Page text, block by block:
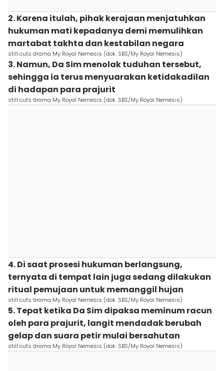
2. Karena itulah, pihak kerajaan menjatuhkan
hukuman mati kepadanya demi memulihkan
martabat takhta dan kestabilan negara
still cuts drama My Royal Nemesis (dok. SBS/My Royal Nemesis)
3. Namun, Da Sim menolak tuduhan tersebut,
sehingga ia terus menyuarakan ketidakadilan
di hadapan para prajurit
still cuts drama My Royal Nemesis (dok. SBS/My Royal Nemesis)
4. Di saat prosesi hukuman berlangsung,
ternyata di tempat lain juga sedang dilakukan
ritual pemujaan untuk memanggil hujan
still cuts drama My Royal Nemesis (dok. SBS/My Royal Nemesis)
5. Tepat ketika Da Sim dipaksa meminum racun
oleh para prajurit, langit mendadak berubah
gelap dan suara petir mulai bersahutan
still cuts drama My Royal Nemesis (dok. SBS/My Royal Nemesis)